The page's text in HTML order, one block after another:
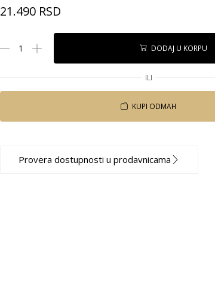
21.490 RSD
DODAJ U KORPU
ILI
KUPI ODMAH
Provera dostupnosti u prodavnicama